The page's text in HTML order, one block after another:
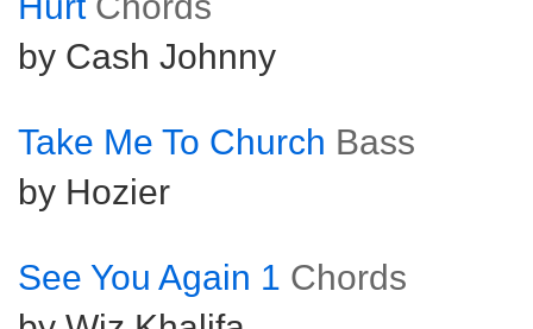
by Cash Johnny
Take Me To Church Bass
by Hozier
See You Again 1 Chords